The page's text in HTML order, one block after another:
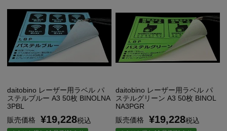
daitobino レーザー用ラベル パ
ステルブルー A3 50枚 BINOLNA
3PBL
販売価格
¥19,228税込
daitobino レーザー用ラベル パ
ステルグリーン A3 50枚 BINOL
NA3PGR
販売価格
¥19,228税込